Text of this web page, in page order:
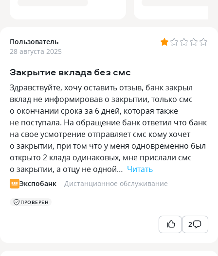
Пользователь
28 августа 2025
Закрытие вклада без смс
Здравствуйте, хочу оставить отзыв, банк закрыл
вклад не информировав о закрытии, только смс
о окончании срока за 6 дней, которая также
не поступала. На обращение банк ответил что банк
на свое усмотрение отправляет смс кому хочет
о закрытии, при том что у меня одновременно был
открыто 2 клада одинаковых, мне прислали смс
о закрытии, а отцу не одной… Читать
Экспобанк Дистанционное обслуживание
ПРОВЕРЕН
2